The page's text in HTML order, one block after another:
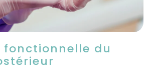
fonctionnelle du